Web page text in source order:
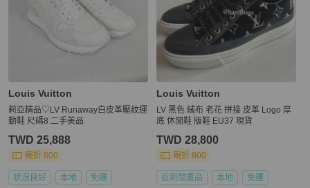
Louis Vuitton
莉亞精品♡LV Runaway白皮革壓紋運
動鞋 尺碼8 二手美品
TWD 25,888
現折 800
狀況良好 本地 免運
Louis Vuitton
LV 黑色 絨布 老花 拼接 皮革 Logo 厚
底 休閒鞋 版鞋 EU37 現貨
TWD 28,800
現折 800
近新閒置品 本地 免運